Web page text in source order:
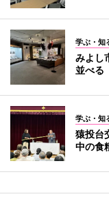
学ぶ・知
みよし
並べる
学ぶ・知
猿投台
中の食